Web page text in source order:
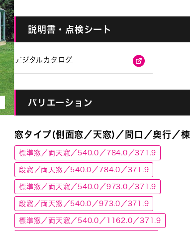
説明書・点検シート
デジタルカタログ
バリエーション
窓タイプ(側面窓／天窓)／間口／奥行／
標準窓／両天窓／540.0／784.0／371.9
段窓／両天窓／540.0／784.0／371.9
標準窓／両天窓／540.0／973.0／371.9
段窓／両天窓／540.0／973.0／371.9
標準窓／両天窓／540.0／1162.0／371.9